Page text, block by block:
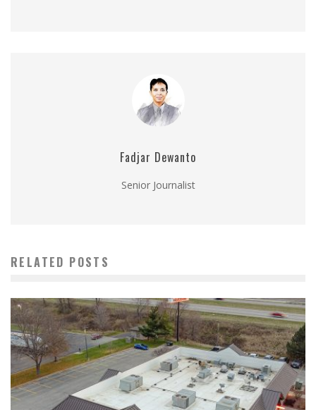
Fadjar Dewanto
Senior Journalist
RELATED POSTS